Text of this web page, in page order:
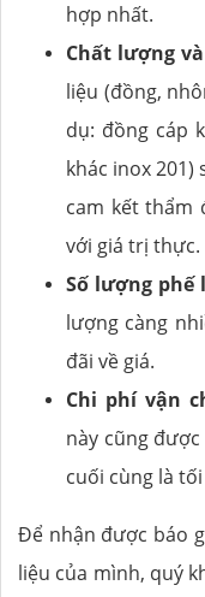
hợp nhất.
Chất lượng
liệu (đồng,
dụ: đồng cáp
khác inox 201)
cam kết thẩm
với giá trị thực.
Số lượng phế
lượng càng
đãi về giá.
Chi phí vận
này cũng
cuối cùng là
Để nhận được báo
liệu của mình, quý